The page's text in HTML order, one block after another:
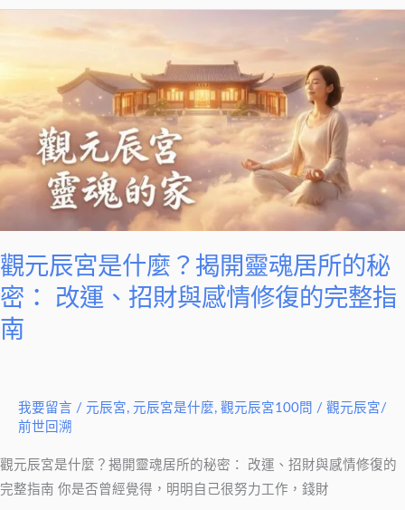
靈
內
在
指
觀元辰宮是什麼？揭開靈魂居所的秘
密： 改運、招財與感情修復的完整指
南
我要留言 / 元辰宮, 元辰宮是什麼, 觀元辰宮100問 / 觀元辰宮/
前世回溯
觀元辰宮是什麼？揭開靈魂居所的秘密： 改運、招財與感情修復的
完整指南 你是否曾經覺得，明明自己很努力工作，錢財
是
什
麼？
魂
居
所
的
運、
招
財